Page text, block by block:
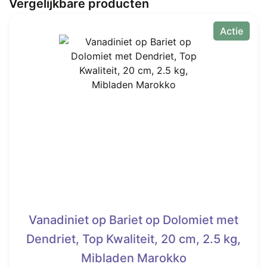
Vergelijkbare producten
Actie
Vanadiniet op Bariet op Dolomiet met
Dendriet, Top Kwaliteit, 20 cm, 2.5 kg,
Mibladen Marokko